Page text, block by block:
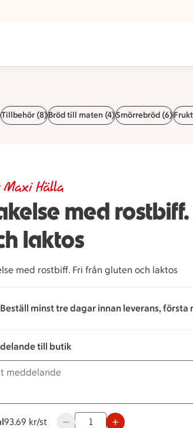
Tillbehör (8)Bröd till maten (4)Smörrebröd (6)
med
laktos
Maxi Hälla
med rostbiff. Fri från gluten och laktos
Beställ minst tre dagar innan leverans, första
till butik
kronor styck
93.69 kr/st Använd knapparna för att